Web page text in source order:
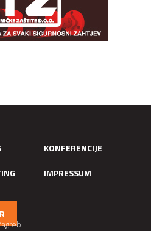
KONFERENCIJE
IMPRESSUM